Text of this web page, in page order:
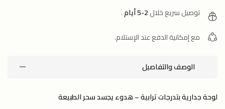
توصيل سريع خلال2-5 أيام
.
مع إمكانية الدفع عند الإستلام.
الوصف والتفاصيل
لوحة جدارية بتدرجات ترابية – هدوء يجسد سحر الطبيعة